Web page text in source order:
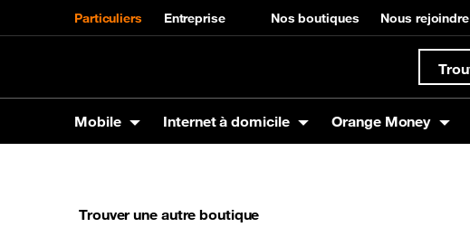
Particuliers Entreprise Nos boutiques Nous rejoindre
Mobile
Produits
Internet à domicile
La Fibre Orange
Orange Money
Carte VISA
Offres Orange Energies
SVA
Mobile
Trouver une autre boutique